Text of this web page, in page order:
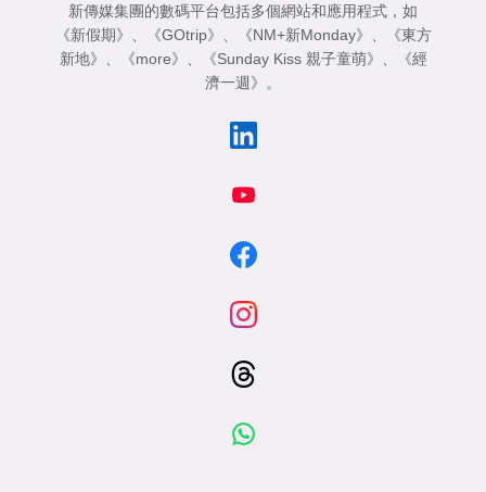
新傳媒集團的數碼平台包括多個網站和應用程式，如
《新假期》
《GOtrip》 《NM+新Monday》
《東方
新地》
《more》 《Sunday Kiss 親子童萌》
《經
濟一週》
。